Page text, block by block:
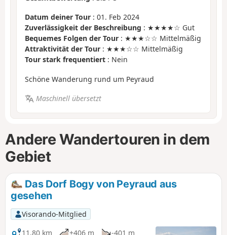
Datum deiner Tour : 01. Feb 2024
Zuverlässigkeit der Beschreibung : ★★★★☆ Gut
Bequemes Folgen der Tour : ★★★☆☆ Mittelmäßig
Attraktivität der Tour : ★★★☆☆ Mittelmäßig
Tour stark frequentiert : Nein
Schöne Wanderung rund um Peyraud
Maschinell übersetzt
Andere Wandertouren in dem
Gebiet
Das Dorf Bogy von Peyraud aus
gesehen
Visorando-Mitglied
11,80 km
+406 m -401 m